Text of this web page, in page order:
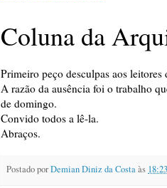
Coluna da
Primeiro peço desculpas aos
A razão da ausência foi o trabalho
de domingo.
Convido todos a lê-la.
Abraços.
Postado porDemian Diniz da Costaàs 18:23